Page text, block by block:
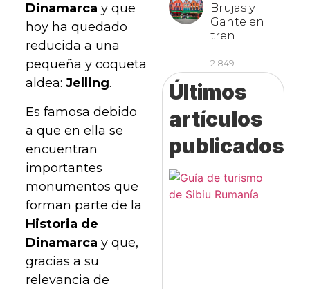
Dinamarcay que
hoy ha quedado
reducida a una
pequeña y coqueta
aldea: Jelling.
Es famosa debido
a que en ella se
encuentran
importantes
monumentos que
forman parte de la
Historia de
Dinamarca y que,
gracias a su
relevancia de
Últimos
artículos
publicados